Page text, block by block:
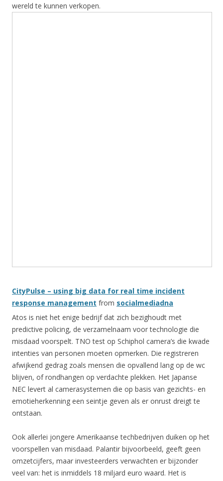
wereld te kunnen verkopen.
CityPulse – using big data for real time incident
response management from socialmediadna
Atos is niet het enige bedrijf dat zich bezighoudt met
predictive policing, de verzamelnaam voor technologie die
misdaad voorspelt. TNO test op Schiphol camera’s die kwade
intenties van personen moeten opmerken. Die registreren
afwijkend gedrag zoals mensen die opvallend lang op de wc
blijven, of rondhangen op verdachte plekken. Het Japanse
NEC levert al camerasystemen die op basis van gezichts- en
emotieherkenning een seintje geven als er onrust dreigt te
ontstaan.
Ook allerlei jongere Amerikaanse techbedrijven duiken op het
voorspellen van misdaad. Palantir bijvoorbeeld, geeft geen
omzetcijfers, maar investeerders verwachten er bijzonder
veel van: het is inmiddels 18 miljard euro waard. Het is